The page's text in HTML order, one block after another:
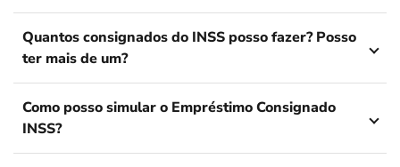
Quantos consignados do INSS posso fazer? Posso
ter mais de um?
Como posso simular o Empréstimo Consignado
INSS?